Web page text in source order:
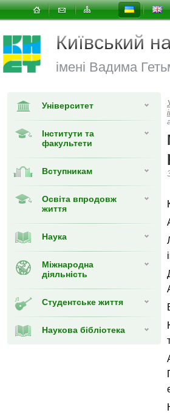
Київський
імені Вадима
Університет
Інститути та
факультети
Вступникам
Освіта впродовж
життя
Наука
Міжнародна
діяльність
Студентське життя
Наукова бібліотека